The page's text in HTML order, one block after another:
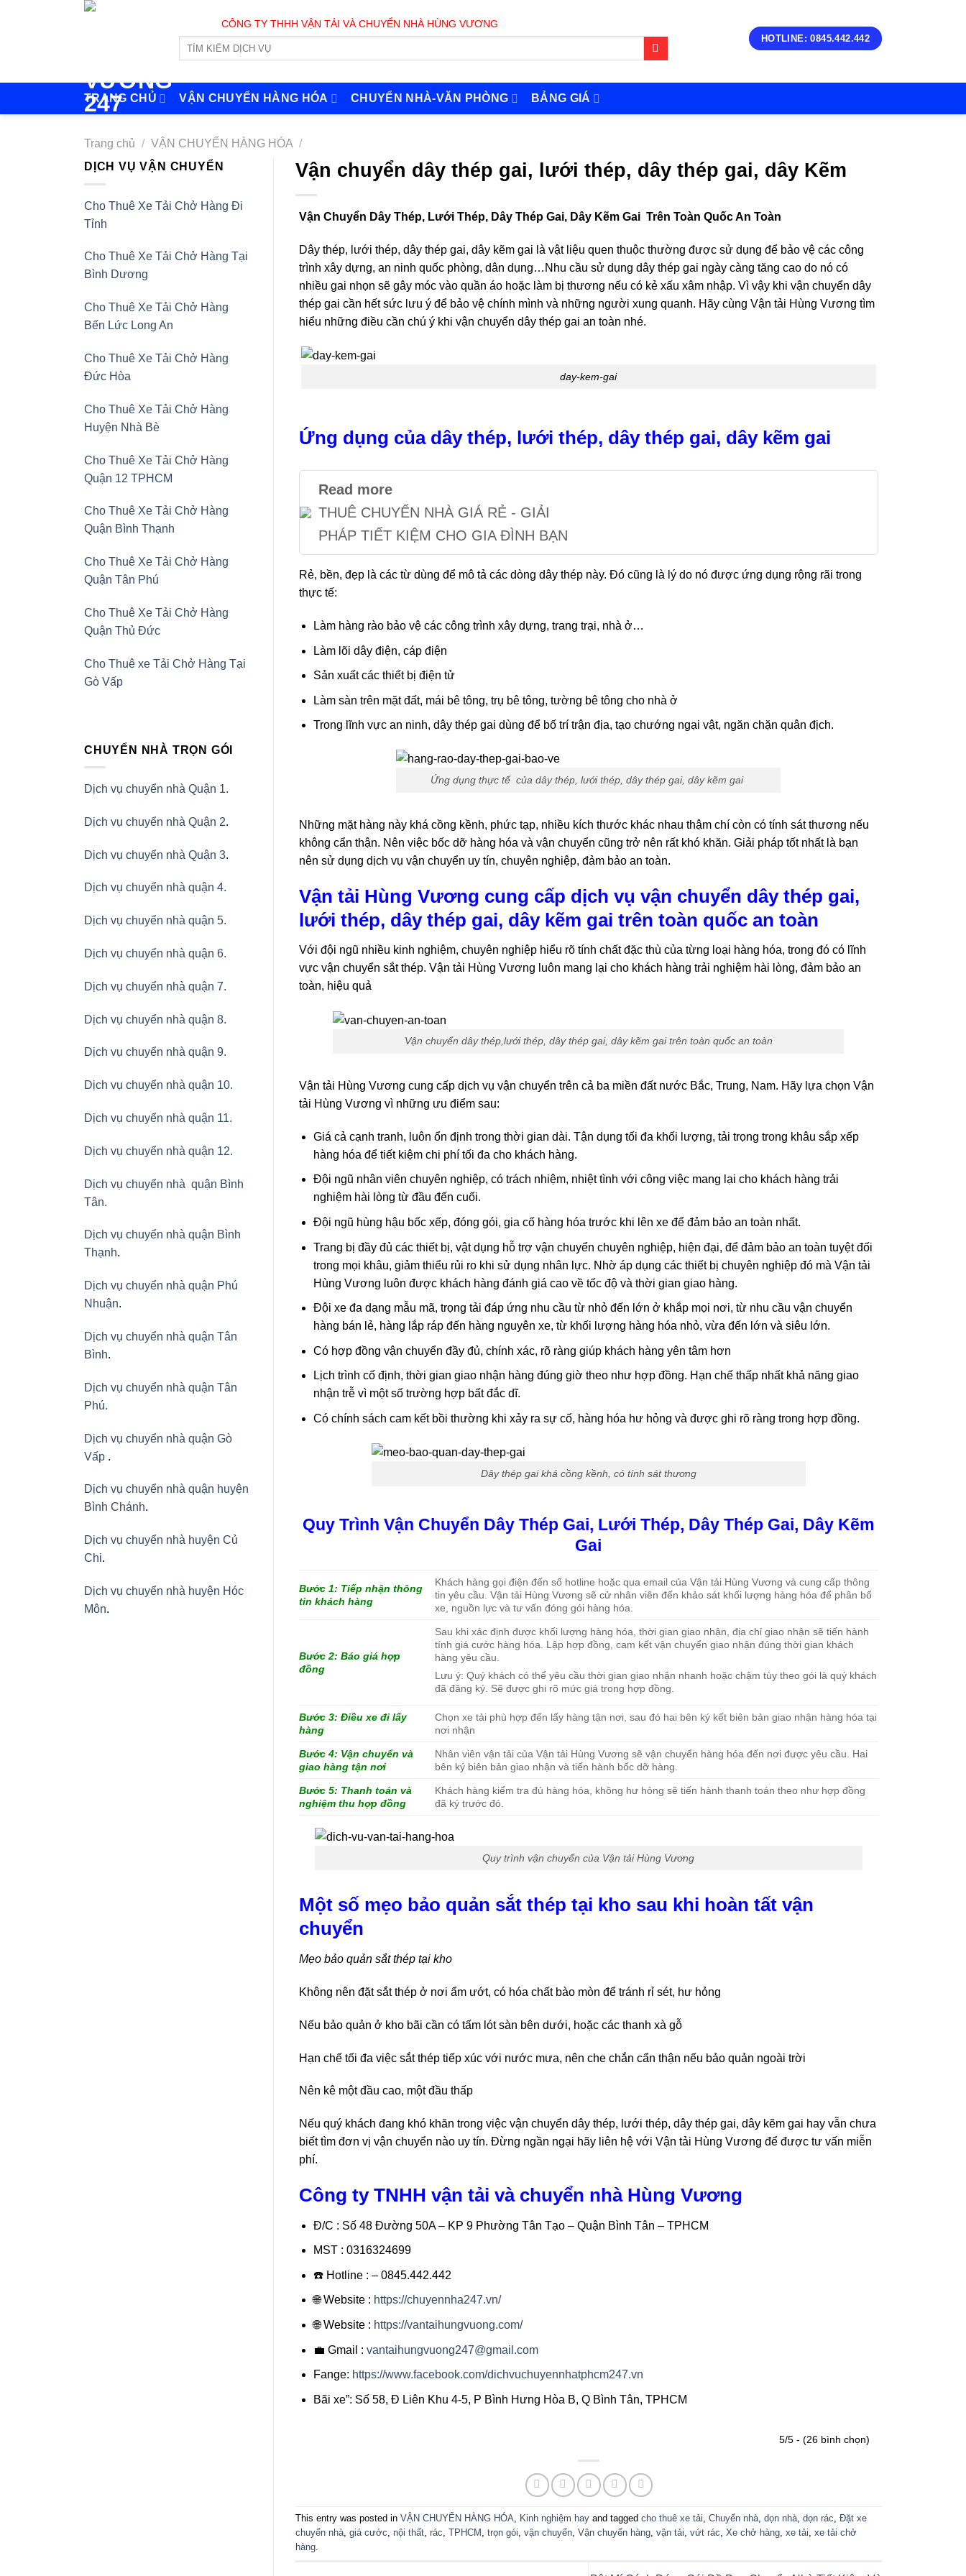
CÔNG TY THHH VẬN TẢI VÀ CHUYỂN NHÀ HÙNG VƯƠNG PHỤC VỤ 24/7
HOTLINE: 0845.442.442
TRANG CHỦ VẬN CHUYỂN HÀNG HÓA CHUYỂN NHÀ-VĂN PHÒNG BẢNG GIÁ
Trang chủ / VẬN CHUYỂN HÀNG HÓA /
DỊCH VỤ VẬN CHUYỂN
Cho Thuê Xe Tải Chở Hàng Đi
Tỉnh
Cho Thuê Xe Tải Chở Hàng Tại
Bình Dương
Cho Thuê Xe Tải Chở Hàng
Bến Lức Long An
Cho Thuê Xe Tải Chở Hàng
Đức Hòa
Cho Thuê Xe Tải Chở Hàng
Huyện Nhà Bè
Cho Thuê Xe Tải Chở Hàng
Quận 12 TPHCM
Cho Thuê Xe Tải Chở Hàng
Quận Bình Thạnh
Cho Thuê Xe Tải Chở Hàng
Quận Tân Phú
Cho Thuê Xe Tải Chở Hàng
Quận Thủ Đức
Cho Thuê xe Tải Chở Hàng Tại
Gò Vấp
CHUYỂN NHÀ TRỌN GÓI
Dịch vụ chuyển nhà Quận 1.
Dịch vụ chuyển nhà Quận 2.
Dịch vụ chuyển nhà Quận 3.
Dịch vụ chuyển nhà quận 4.
Dịch vụ chuyển nhà quận 5.
Dịch vụ chuyển nhà quận 6.
Dịch vụ chuyển nhà quận 7.
Dịch vụ chuyển nhà quận 8.
Dịch vụ chuyển nhà quận 9.
Dịch vụ chuyển nhà quận 10.
Dịch vụ chuyển nhà quận 11.
Dịch vụ chuyển nhà quận 12.
Dịch vụ chuyển nhà quận Bình
Tân.
Dịch vụ chuyển nhà quận Bình
Thạnh.
Dịch vụ chuyển nhà quận Phú
Nhuận.
Dịch vụ chuyển nhà quận Tân
Bình.
Dịch vụ chuyển nhà quận Tân
Phú.
Dịch vụ chuyển nhà quận Gò
Vấp .
Dịch vụ chuyển nhà quận huyện
Bình Chánh.
Dịch vụ chuyển nhà huyện Củ
Chi.
Dịch vụ chuyển nhà huyện Hóc
Môn.
Vận chuyển dây thép gai, lưới thép, dây thép gai, dây Kẽm
Vận Chuyển Dây Thép, Lưới Thép, Dây Thép Gai, Dây Kẽm Gai Trên Toàn Quốc An Toàn
Dây thép, lưới thép, dây thép gai, dây kẽm gai là vật liệu quen thuộc thường được sử dụng để bảo vệ các công
trình xây dựng, an ninh quốc phòng, dân dụng…Nhu cầu sử dụng dây thép gai ngày càng tăng cao do nó có
nhiều gai nhọn sẽ gây móc vào quần áo hoặc làm bị thương nếu có kẻ xấu xâm nhập. Vì vậy khi vận chuyển dây
thép gai cần hết sức lưu ý để bảo vệ chính mình và những người xung quanh. Hãy cùng Vận tải Hùng Vương tìm
hiểu những điều cần chú ý khi vận chuyển dây thép gai an toàn nhé.
day-kem-gai
Ứng dụng của dây thép, lưới thép, dây thép gai, dây kẽm gai
Read more
THUÊ CHUYỂN NHÀ GIÁ RẺ - GIẢI
PHÁP TIẾT KIỆM CHO GIA ĐÌNH BẠN
Rẻ, bền, đẹp là các từ dùng để mô tả các dòng dây thép này. Đó cũng là lý do nó được ứng dụng rộng rãi trong
thực tế:
Làm hàng rào bảo vệ các công trình xây dựng, trang trại, nhà ở…
Làm lõi dây điện, cáp điện
Sản xuất các thiết bị điện tử
Làm sàn trên mặt đất, mái bê tông, trụ bê tông, tường bê tông cho nhà ở
Trong lĩnh vực an ninh, dây thép gai dùng để bố trí trận địa, tạo chướng ngại vật, ngăn chặn quân địch.
Ứng dụng thực tế của dây thép, lưới thép, dây thép gai, dây kẽm gai
Những mặt hàng này khá cồng kềnh, phức tạp, nhiều kích thước khác nhau thậm chí còn có tính sát thương nếu
không cẩn thận. Nên việc bốc dỡ hàng hóa và vận chuyển cũng trở nên rất khó khăn. Giải pháp tốt nhất là bạn
nên sử dụng dịch vụ vận chuyển uy tín, chuyên nghiệp, đảm bảo an toàn.
Vận tải Hùng Vương cung cấp dịch vụ vận chuyển dây thép gai,
lưới thép, dây thép gai, dây kẽm gai trên toàn quốc an toàn
Với đội ngũ nhiều kinh nghiệm, chuyên nghiệp hiểu rõ tính chất đặc thù của từng loại hàng hóa, trong đó có lĩnh
vực vận chuyển sắt thép. Vận tải Hùng Vương luôn mang lại cho khách hàng trải nghiệm hài lòng, đảm bảo an
toàn, hiệu quả
Vận chuyển dây thép,lưới thép, dây thép gai, dây kẽm gai trên toàn quốc an toàn
Vận tải Hùng Vương cung cấp dịch vụ vận chuyển trên cả ba miền đất nước Bắc, Trung, Nam. Hãy lựa chọn Vận
tải Hùng Vương vì những ưu điểm sau:
Giá cả cạnh tranh, luôn ổn định trong thời gian dài. Tận dụng tối đa khối lượng, tải trọng trong khâu sắp xếp
hàng hóa để tiết kiệm chi phí tối đa cho khách hàng.
Đội ngũ nhân viên chuyên nghiệp, có trách nhiệm, nhiệt tình với công việc mang lại cho khách hàng trải
nghiệm hài lòng từ đầu đến cuối.
Đội ngũ hùng hậu bốc xếp, đóng gói, gia cố hàng hóa trước khi lên xe để đảm bảo an toàn nhất.
Trang bị đầy đủ các thiết bị, vật dụng hỗ trợ vận chuyển chuyên nghiệp, hiện đại, để đảm bảo an toàn tuyệt đối
trong mọi khâu, giảm thiểu rủi ro khi sử dụng nhân lực. Nhờ áp dụng các thiết bị chuyên nghiệp đó mà Vận tải
Hùng Vương luôn được khách hàng đánh giá cao về tốc độ và thời gian giao hàng.
Đội xe đa dạng mẫu mã, trọng tải đáp ứng nhu cầu từ nhỏ đến lớn ở khắp mọi nơi, từ nhu cầu vận chuyển
hàng bán lẻ, hàng lắp ráp đến hàng nguyên xe, từ khối lượng hàng hóa nhỏ, vừa đến lớn và siêu lớn.
Có hợp đồng vận chuyển đầy đủ, chính xác, rõ ràng giúp khách hàng yên tâm hơn
Lịch trình cố định, thời gian giao nhận hàng đúng giờ theo như hợp đồng. Hạn chế thấp nhất khả năng giao
nhận trễ vì một số trường hợp bất đắc dĩ.
Có chính sách cam kết bồi thường khi xảy ra sự cố, hàng hóa hư hỏng và được ghi rõ ràng trong hợp đồng.
Dây thép gai khá cồng kềnh, có tính sát thương
Quy Trình Vận Chuyển Dây Thép Gai, Lưới Thép, Dây Thép Gai, Dây Kẽm
Gai
Bước 1: Tiếp nhận thông
tin khách hàng
Khách hàng gọi điện đến số hotline hoặc qua email của Vận tải Hùng Vương và cung cấp thông
tin yêu cầu. Vận tải Hùng Vương sẽ cử nhân viên đến khảo sát khối lượng hàng hóa để phân bổ
xe, nguồn lực và tư vấn đóng gói hàng hóa.
Bước 2: Báo giá hợp
đồng
Sau khi xác định được khối lượng hàng hóa, thời gian giao nhận, địa chỉ giao nhận sẽ tiến hành
tính giá cước hàng hóa. Lập hợp đồng, cam kết vận chuyển giao nhận đúng thời gian khách
hàng yêu cầu.
Lưu ý: Quý khách có thể yêu cầu thời gian giao nhận nhanh hoặc chậm tùy theo gói là quý khách
đã đăng ký. Sẽ được ghi rõ mức giá trong hợp đồng.
Bước 3: Điều xe đi lấy
hàng
Chọn xe tải phù hợp đến lấy hàng tận nơi, sau đó hai bên ký kết biên bản giao nhận hàng hóa tại
nơi nhận
Bước 4: Vận chuyển và
giao hàng tận nơi
Nhân viên vận tải của Vận tải Hùng Vương sẽ vận chuyển hàng hóa đến nơi được yêu cầu. Hai
bên ký biên bản giao nhận và tiến hành bốc dỡ hàng.
Bước 5: Thanh toán và
nghiệm thu hợp đồng
Khách hàng kiểm tra đủ hàng hóa, không hư hỏng sẽ tiến hành thanh toán theo như hợp đồng
đã ký trước đó.
Quy trình vận chuyển của Vận tải Hùng Vương
Một số mẹo bảo quản sắt thép tại kho sau khi hoàn tất vận
chuyển
Mẹo bảo quản sắt thép tại kho
Không nên đặt sắt thép ở nơi ẩm ướt, có hóa chất bào mòn để tránh rỉ sét, hư hỏng
Nếu bảo quản ở kho bãi cần có tấm lót sàn bên dưới, hoặc các thanh xà gỗ
Hạn chế tối đa việc sắt thép tiếp xúc với nước mưa, nên che chắn cẩn thận nếu bảo quản ngoài trời
Nên kê một đầu cao, một đầu thấp
Nếu quý khách đang khó khăn trong việc vận chuyển dây thép, lưới thép, dây thép gai, dây kẽm gai hay vẫn chưa
biết tìm đơn vị vận chuyển nào uy tín. Đừng ngần ngại hãy liên hệ với Vận tải Hùng Vương để được tư vấn miễn
phí.
Công ty TNHH vận tải và chuyển nhà Hùng Vương
Đ/C : Số 48 Đường 50A – KP 9 Phường Tân Tạo – Quận Bình Tân – TPHCM
MST : 0316324699
☎️ Hotline : – 0845.442.442
🌐 Website : https://chuyennha247.vn/
🌐 Website : https://vantaihungvuong.com/
💼 Gmail :vantaihungvuong247@gmail.com
Fange: https://www.facebook.com/dichvuchuyennhatphcm247.vn
Bãi xe”: Số 58, Đ Liên Khu 4-5, P Bình Hưng Hòa B, Q Bình Tân, TPHCM
5/5 - (26 bình chọn)
This entry was posted in VẬN CHUYỂN HÀNG HÓA, Kinh nghiệm hayand tagged cho thuê xe tải, Chuyển nhà, dọn nhà, dọn rác, Đặt xe
chuyển nhà, giá cước, nội thất, rác, TPHCM , trọn gói, vận chuyển, Vận chuyển hàng, vận tải, vứt rác, Xe chở hàng, xe tải, xe tải chở
hàng.